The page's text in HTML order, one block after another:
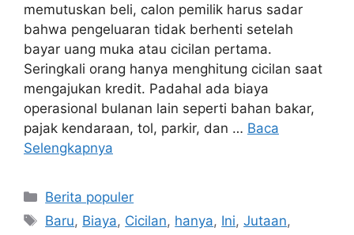
memutuskan beli, calon pemilik harus sadar
bahwa pengeluaran tidak berhenti setelah
bayar uang muka atau cicilan pertama.
Seringkali orang hanya menghitung cicilan saat
mengajukan kredit. Padahal ada biaya
operasional bulanan lain seperti bahan bakar,
pajak kendaraan, tol, parkir, dan … Baca
Selengkapnya
Kategori
Berita populer
Tag
Baru, Biaya, Cicilan, hanya, Ini,Jutaan,